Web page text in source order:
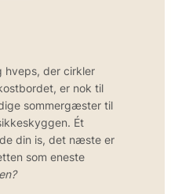
hveps, der cirkler
er nok til
sommergæster til
Ét
din is, det næste er
som eneste